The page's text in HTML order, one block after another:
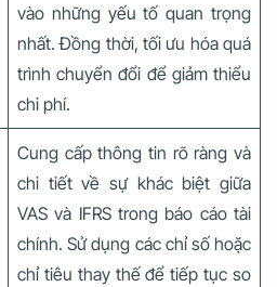
vào những yếu tố quan trọng
nhất. Đồng thời, tối ưu hóa quá
trình chuyển đổi để giảm thiểu
chi phí.
Cung cấp thông tin rõ ràng và
chi tiết về sự khác biệt giữa
VAS và IFRS trong báo cáo tài
chính. Sử dụng các chỉ số hoặc
chỉ tiêu thay thế để tiếp tục so